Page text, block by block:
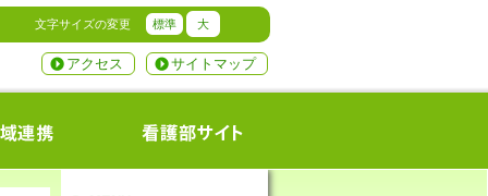
文字サイズの変更 標準 大
サイトマップ
アクセス